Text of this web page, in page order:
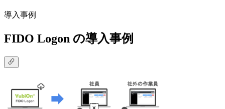
導入事例
FIDO Logon の導入事例